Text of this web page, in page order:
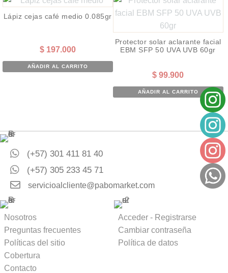
Lápiz cejas café medio 0.085gr
$197.000
AÑADIR AL CARRITO
Protector solar aclarante facial
EBM SFP 50 UVA UVB 60gr
$ 99.900
AÑADIR AL CARRITO
(+57) 301 411 81 40
(+57) 305 233 45 71
servicioalcliente@pabomarket.com
Nosotros
Preguntas frecuentes
Políticas del sitio
Cobertura
Contacto
Acceder - Registrarse
Cambiar contraseña
Política de datos